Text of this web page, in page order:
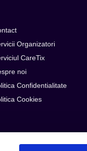
Organizatori
CareTix
noi
Confidentialitate
Cookies